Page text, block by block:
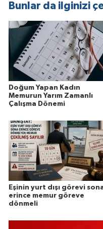
Bunlar da ilginizi
Doğum Yapan Kadın
Memurun Yarım Zamanlı
Çalışma Dönemi
Eşinin yurt dışı görevi
erince memur göreve
dönmeli